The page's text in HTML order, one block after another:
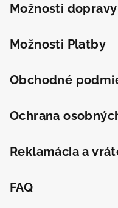
Možnosti dopravy
Možnosti Platby
Obchodné
Ochrana
Reklamácia a
FAQ